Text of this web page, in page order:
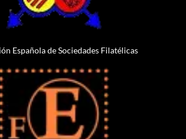
Española de Sociedades Filatélicas